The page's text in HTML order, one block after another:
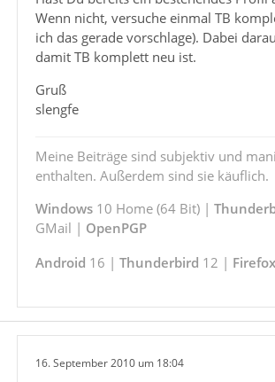
Wenn nicht, versuche einmal TB
ich das gerade vorschlage). Dabei
damit TB komplett neu ist.
Gruß
slengfe
Meine Beiträge sind subjektiv und
enthalten. Außerdem sind sie käuflich.
Windows10 Home (64 Bit) |
GMail | OpenPGP
Android 16 | Thunderbird 12 | Firefox
16. September 2010 um 18:04